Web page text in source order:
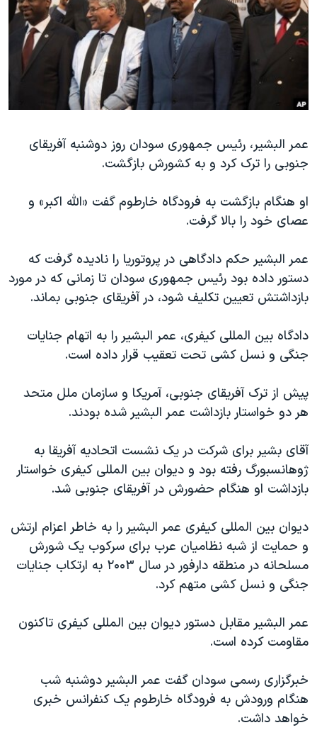
فرهنگ و زندگی
حقوق شهروندی
گالری عکس
آرشیو پخش زنده
مستندها
انتخابات ریاست جمهوری آمریکا ۲۰۲۴
حمله جمهوری اسلامی به اسرائیل
اعتراضات زن، زندگی، آزادی
مجموعه مستندهای دادخواهی
دادگاه حمید نوری
قانون شفافیت دارائی کادر رهبری ایران
اعتراضات مردمی آبان ۹۸
نرگس محمدی برنده جایزه نوبل صلح
صفحه‌های ویژه
سفر پرزیدنت ترامپ به چین
دنبال کنید
زبانهای مختلف
عمر البشیر، رئیس جمهوری سودان روز دوشنبه آفریقای
جنوبی را ترک کرد و به کشورش بازگشت.
او هنگام بازگشت به فرودگاه خارطوم گفت «الله اکبر» و
عصای خود را بالا گرفت.
عمر البشیر حکم دادگاهی در پروتوریا را نادیده گرفت که
دستور داده بود رئیس جمهوری سودان تا زمانی که در مورد
بازداشتش تعیین تکلیف شود، در آفریقای جنوبی بماند.
دادگاه بین المللی کیفری، عمر البشیر را به اتهام جنایات
جنگی و نسل کشی تحت تعقیب قرار داده است.
پیش از ترک آفریقای جنوبی، آمریکا و سازمان ملل متحد
هر دو خواستار بازداشت عمر البشیر شده بودند.
آقای بشیر برای شرکت در یک نشست اتحادیه آفریقا به
ژوهانسبورگ رفته بود و دیوان بین المللی کیفری خواستار
بازداشت او هنگام حضورش در آفریقای جنوبی شد.
دیوان بین المللی کیفری عمر البشیر را به خاطر اعزام ارتش
و حمایت از شبه نظامیان عرب برای سرکوب یک شورش
مسلحانه در منطقه دارفور در سال ۲۰۰۳ به ارتکاب جنایات
جنگی و نسل کشی متهم کرد.
عمر البشیر مقابل دستور دیوان بین المللی کیفری تاکنون
مقاومت کرده است.
خبرگزاری رسمی سودان گفت عمر البشیر دوشنبه شب
هنگام ورودش به فرودگاه خارطوم یک کنفرانس خبری
خواهد داشت.